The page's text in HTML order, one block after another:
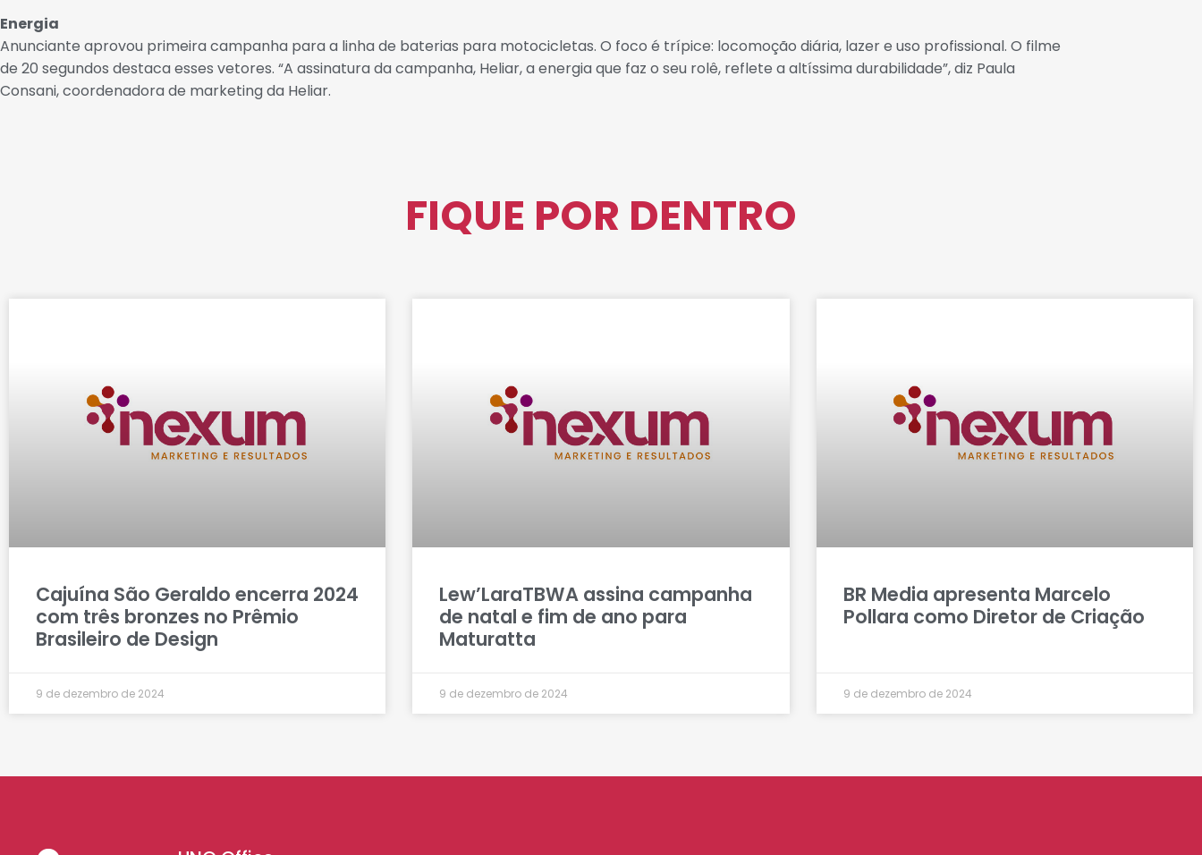
Energia
Anunciante aprovou primeira campanha para a linha de baterias para motocicletas. O foco é trípice: locomoção diária, lazer e uso profissional. O filme
de 20 segundos destaca esses vetores. “A assinatura da campanha, Heliar, a energia que faz o seu rolê, reflete a altíssima durabilidade”, diz Paula
Consani, coordenadora de marketing da Heliar.
FIQUE POR DENTRO
Cajuína São Geraldo encerra 2024
com três bronzes no Prêmio
Brasileiro de Design
9 de dezembro de 2024
Lew’LaraTBWA assina campanha
de natal e fim de ano para
Maturatta
9 de dezembro de 2024
BR Media apresenta Marcelo
Pollara como Diretor de Criação
9 de dezembro de 2024